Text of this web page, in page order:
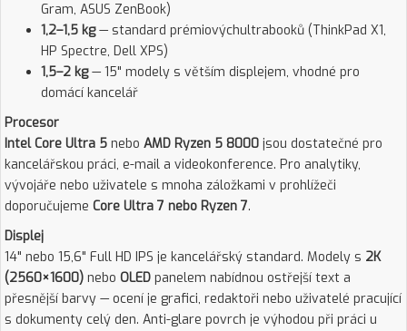
Gram, ASUS ZenBook)
1,2–1,5 kg— standard prémiovýchultrabooků (ThinkPad X1,
HP Spectre, Dell XPS)
1,5–2 kg— 15" modely s větším displejem, vhodné pro
domácí kancelář
Procesor
Intel Core Ultra 5 nebo AMD Ryzen 5 8000 jsou dostatečné pro
kancelářskou práci, e-mail a videokonference. Pro analytiky,
vývojáře nebo uživatele s mnoha záložkami v prohlížeči
doporučujeme Core Ultra 7 nebo Ryzen 7.
Displej
14" nebo 15,6" Full HD IPS je kancelářský standard. Modely s 2K
(2560×1600) nebo OLED panelem nabídnou ostřejší text a
přesnější barvy — ocení je grafici, redaktoři nebo uživatelé pracující
s dokumenty celý den. Anti-glare povrch je výhodou při práci u